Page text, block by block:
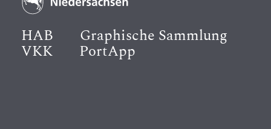
HAB Graphische Sammlung
VKK PortApp